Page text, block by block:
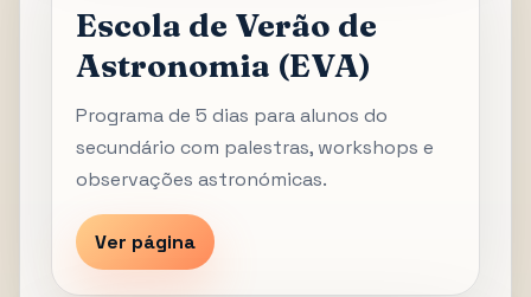
Escola de Verão de
Astronomia (EVA)
Programa de 5 dias para alunos do
secundário com palestras, workshops e
observações astronómicas.
Ver página